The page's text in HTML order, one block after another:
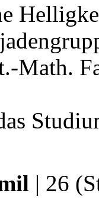
Math.
| 26